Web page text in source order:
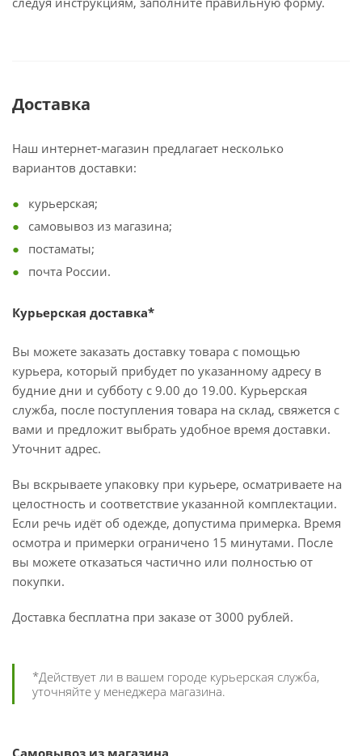
Доставка
Наш интернет-магазин предлагает несколько
вариантов доставки:
курьерская;
самовывоз из магазина;
постаматы;
почта России.
Курьерская доставка*
Вы можете заказать доставку товара с помощью
курьера, который прибудет по указанному адресу в
будние дни и субботу с 9.00 до 19.00. Курьерская
служба, после поступления товара на склад, свяжется с
вами и предложит выбрать удобное время доставки.
Уточнит адрес.
Вы вскрываете упаковку при курьере, осматриваете на
целостность и соответствие указанной комплектации.
Если речь идёт об одежде, допустима примерка. Время
осмотра и примерки ограничено 15 минутами. После
вы можете отказаться частично или полностью от
покупки.
Доставка бесплатна при заказе от 3000 рублей.
*Действует ли в вашем городе курьерская служба,
уточняйте у менеджера магазина.
Самовывоз из магазина